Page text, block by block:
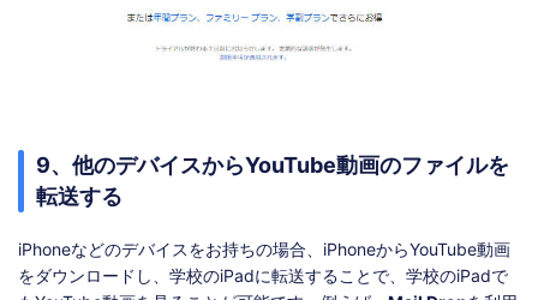
9、他のデバイスからYouTube動画のファイルを
転送する
iPhoneなどのデバイスをお持ちの場合、iPhoneからYouTube動画
をダウンロードし、学校のiPadに転送することで、学校のiPadで